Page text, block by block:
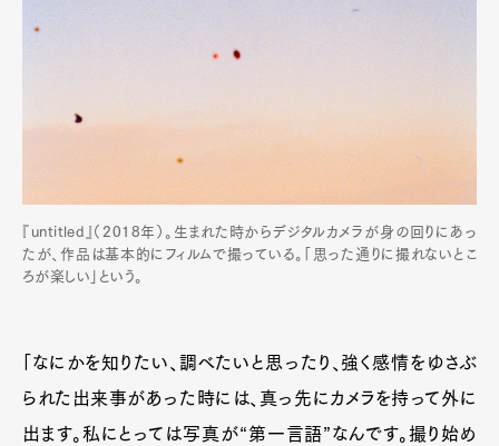
『untitled』（2018年）。生まれた時からデジタルカメラが身の回りにあっ
たが、作品は基本的にフィルムで撮っている。「思った通りに撮れないとこ
ろが楽しい」という。
「なにかを知りたい、調べたいと思ったり、強く感情をゆさぶ
られた出来事があった時には、真っ先にカメラを持って外に
出ます。私にとっては写真が“第一言語”なんです。撮り始め